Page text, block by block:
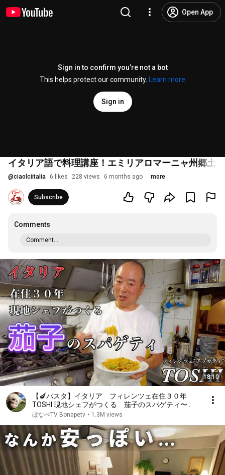
Open App
Sign in to confirm you’re not a bot
This helps protect our community.
Learn more
Sign in
イタリア語で料理講座！エミリアロマーニャ州郷土
@ciaolciitalia 6 likes 228 views 6 months ago more
Subscribe
Comments
Comment...
18:10
【🍆パスタ】イタリア フィレンツェ在住３０年
TOSHI 現地シェフがつくる 茄子のスパゲティ〜
Florence in Italy Spaghetti alle Melanzane Accadi
ぼなぺTV Bonapetv • 1.3M views